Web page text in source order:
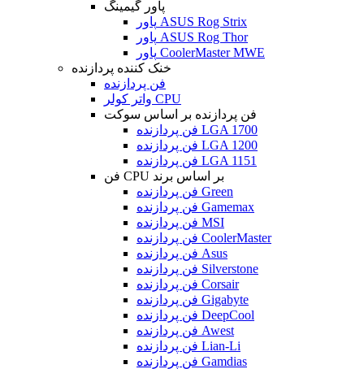
پاور گیمینگ
پاور ASUS Rog Strix
پاور ASUS Rog Thor
پاور CoolerMaster MWE
خنک کننده پردازنده
فن پردازنده
واتر کولر CPU
فن پردازنده بر اساس سوکت
فن پردازنده LGA 1700
فن پردازنده LGA 1200
فن پردازنده LGA 1151
فن CPU بر اساس برند
فن پردازنده Green
فن پردازنده Gamemax
فن پردازنده MSI
فن پردازنده CoolerMaster
فن پردازنده Asus
فن پردازنده Silverstone
فن پردازنده Corsair
فن پردازنده Gigabyte
فن پردازنده DeepCool
فن پردازنده Awest
فن پردازنده Lian-Li
فن پردازنده Gamdias